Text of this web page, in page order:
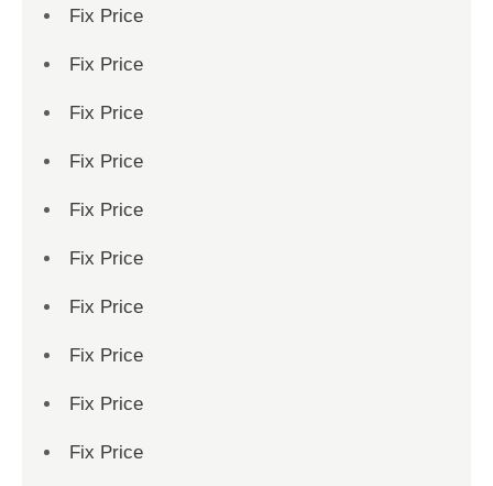
Fix Price
Fix Price
Fix Price
Fix Price
Fix Price
Fix Price
Fix Price
Fix Price
Fix Price
Fix Price